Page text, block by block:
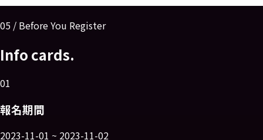
05 / Before You Register
Info cards.
01
報名期間
2023-11-01 ~ 2023-11-02